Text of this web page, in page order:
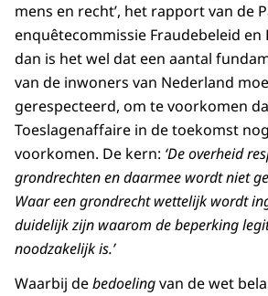
mens en recht’, het rapport van de
enquêtecommissie Fraudebeleid en
dan is het wel dat een aantal
van de inwoners van Nederland
gerespecteerd, om te voorkomen
Toeslagenaffaire in de toekomst
voorkomen. De kern: ‘De overheid
grondrechten en daarmee wordt niet
Waar een grondrecht wettelijk wordt
duidelijk zijn waarom de beperking
noodzakelijk is.’
Waarbij debedoelingvan de wet